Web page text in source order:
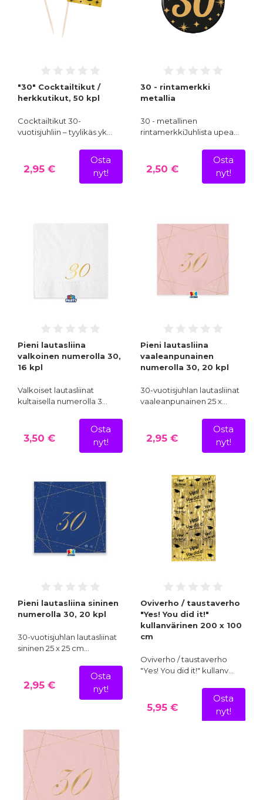
"30" Cocktailtikut /
herkkutikut, 50 kpl
Cocktailtikut 30-
vuotisjuhliin – tyylikäs yk…
2,95 €
Osta
nyt!
30 - rintamerkki
metallia
30 - metallinen
rintamerkkiJuhlista upea…
2,50 €
Osta
nyt!
Pieni lautasliina
valkoinen numerolla 30,
16 kpl
Valkoiset lautasliinat
kultaisella numerolla 3…
3,50 €
Osta
nyt!
Pieni lautasliina
vaaleanpunainen
numerolla 30, 20 kpl
30-vuotisjuhlan lautasliinat
vaaleanpunainen 25 x…
2,95 €
Osta
nyt!
Pieni lautasliina sininen
numerolla 30, 20 kpl
30-vuotisjuhlan lautasliinat
sininen 25 x 25 cm…
2,95 €
Osta
nyt!
Oviverho / taustaverho
"Yes! You did it!"
kullanvärinen 200 x 100
cm
Oviverho / taustaverho
"Yes! You did it!" kullanv…
5,95 €
Osta
nyt!